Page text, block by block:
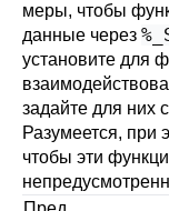
меры, чтобы
данные через
установите для
задайте для них
Разумеется, при
чтобы эти